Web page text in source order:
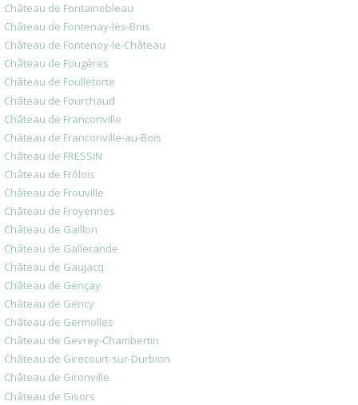
Château de Fontainebleau
Château de Fontenay-lès-Briis
Château de Fontenoy-le-Château
Château de Fougères
Château de Foulletorte
Château de Fourchaud
Château de Franconville
Château de Franconville-au-Bois
Château de FRESSIN
Château de Frôlois
Château de Frouville
Château de Froyennes
Château de Gaillon
Château de Gallerande
Château de Gaujacq
Château de Gençay
Château de Gency
Château de Germolles
Château de Gevrey-Chambertin
Château de Girecourt-sur-Durbion
Château de Gironville
Château de Gisors